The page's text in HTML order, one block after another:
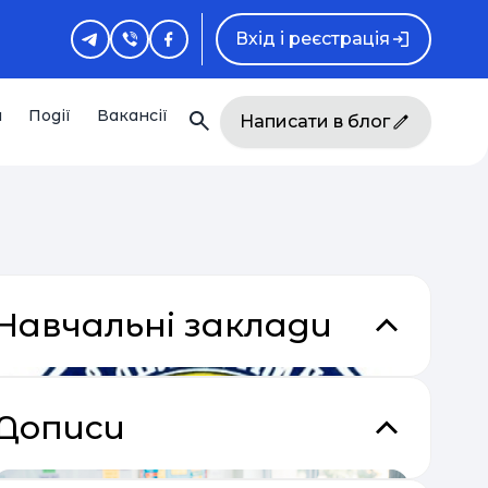
Вхід і реєстрація
Події Вакансії Написати в блог
заклади